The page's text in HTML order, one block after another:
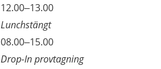
12.00–13.00
Lunchstängt
08.00–15.00
Drop-In provtagning